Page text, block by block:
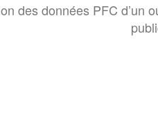
des données PFC d’un